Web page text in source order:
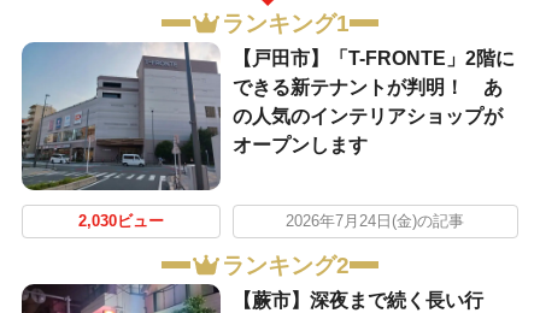
ランキング1
【戸田市】「T-FRONTE」2階に
できる新テナントが判明！ あ
の人気のインテリアショップが
オープンします
2,030ビュー 2026年7月24日(金)の記事
ランキング2
【蕨市】深夜まで続く長い行